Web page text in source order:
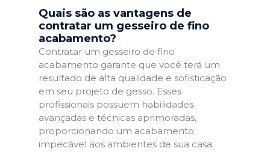
Quais são as vantagens de
contratar um gesseiro de fino
acabamento?
Contratar um gesseiro de fino
acabamento garante que você terá um
resultado de alta qualidade e sofisticação
em seu projeto de gesso. Esses
profissionais possuem habilidades
avançadas e técnicas aprimoradas,
proporcionando um acabamento
impecável aos ambientes de sua casa.